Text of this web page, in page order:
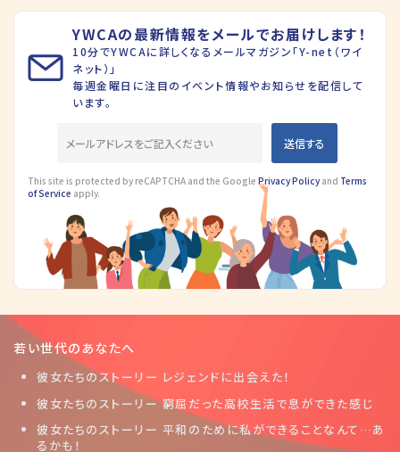
YWCAの最新情報をメールでお届けします！
10分でYWCAに詳しくなるメールマガジン「Y-net（ワイ
ネット）」
毎週金曜日に注目のイベント情報やお知らせを配信して
います。
This site is protected by reCAPTCHA and the Google Privacy Policyand Terms
of Service apply.
若い世代のあなたへ
彼女たちのストーリー レジェンドに出会えた！
彼女たちのストーリー 窮屈だった高校生活で息ができた感じ
彼女たちのストーリー 平和のために私ができることなんて…あ
るかも！